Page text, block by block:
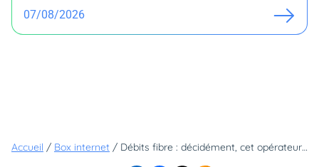
07/08/2026
Accueil / Box internet / Débits fibre : décidément, cet opérateur n'arrive pas à décoller